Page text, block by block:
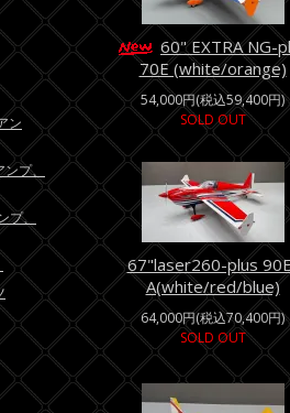
60" EXTRA NG-
70E (white/orange)
54,000円(税込59,400円)
SOLD OUT
67"laser260-plus
A(white/red/blue)
64,000円(税込70,400円)
SOLD OUT
ン
プ、
、